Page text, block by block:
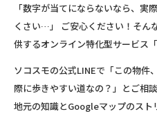
「数字が当てにならないなら、
くさい…」 ご安心ください！そん
供するオンライン特化型サービス
ソコスモの公式LINEで「この物件
際に歩きやすい道なの？」とご相
地元の知識とGoogleマップのスト